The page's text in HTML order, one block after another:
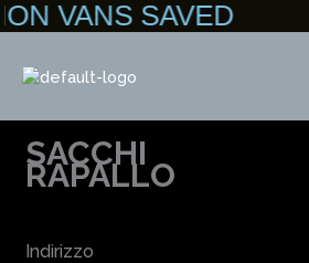
Vai
al
VANS SAVED
SACCHI
RAPALLO
Indirizzo